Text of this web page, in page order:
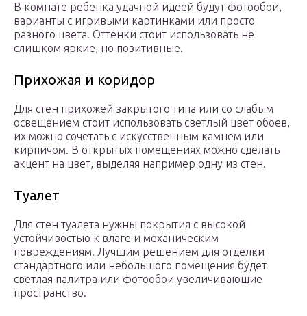
В комнате ребенка удачной идеей будут фотообои,
варианты с игривыми картинками или просто
разного цвета. Оттенки стоит использовать не
слишком яркие, но позитивные.
Прихожая и коридор
Для стен прихожей закрытого типа или со слабым
освещением стоит использовать светлый цвет обоев,
их можно сочетать с искусственным камнем или
кирпичом. В открытых помещениях можно сделать
акцент на цвет, выделяя например одну из стен.
Туалет
Для стен туалета нужны покрытия с высокой
устойчивостью к влаге и механическим
повреждениям. Лучшим решением для отделки
стандартного или небольшого помещения будет
светлая палитра или фотообои увеличивающие
пространство.